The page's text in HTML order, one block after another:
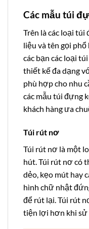
Các mẫu túi
Trên là các loại túi
liệu và tên gọi
các bạn các loại
thiết kế đa dạng
phù hợp cho nhu
các mẫu túi đựng
khách hàng ưa
Túi rút nơ
Túi rút nơ là một
hút. Túi rút nơ có
dẻo, kẹo mút hay
hình chữ nhật
để rút lại. Túi rút
tiện lợi hơn khi sử